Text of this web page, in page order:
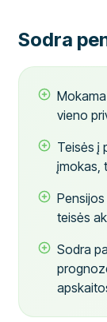
Sodra
vieno
Teisės į
įmokas,
teisės
Sodra